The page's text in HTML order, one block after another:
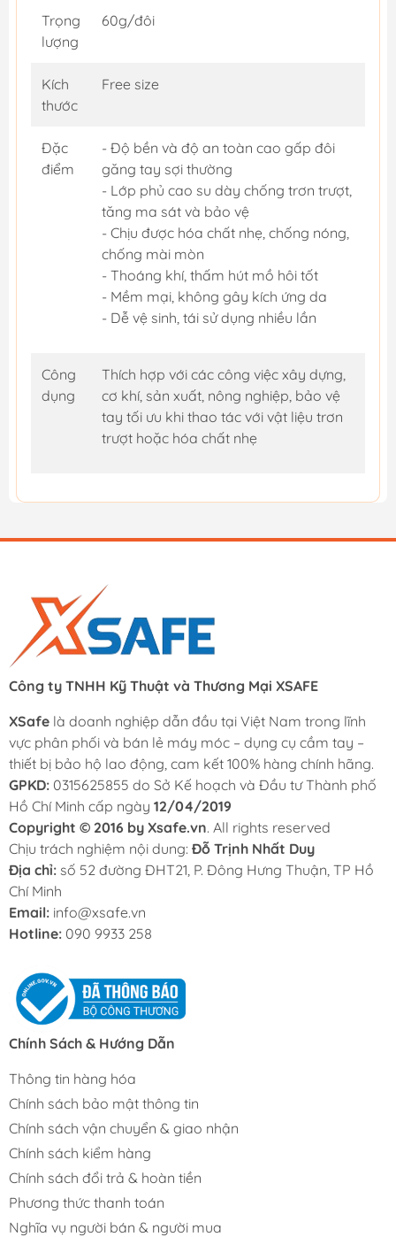
Trọng
lượng
60g/đôi
Kích
thước
Free size
Đặc
điểm
- Độ bền và độ an toàn cao gấp đôi
găng tay sợi thường
- Lớp phủ cao su dày chống trơn trượt,
tăng ma sát và bảo vệ
- Chịu được hóa chất nhẹ, chống nóng,
chống mài mòn
- Thoáng khí, thấm hút mồ hôi tốt
- Mềm mại, không gây kích ứng da
- Dễ vệ sinh, tái sử dụng nhiều lần
Công
dụng
Thích hợp với các công việc xây dựng,
cơ khí, sản xuất, nông nghiệp, bảo vệ
tay tối ưu khi thao tác với vật liệu trơn
trượt hoặc hóa chất nhẹ
Công ty TNHH Kỹ Thuật và Thương Mại XSAFE
XSafe là doanh nghiệp dẫn đầu tại Việt Nam trong lĩnh
vực phân phối và bán lẻ máy móc – dụng cụ cầm tay –
thiết bị bảo hộ lao động, cam kết 100% hàng chính hãng.
GPKD: 0315625855 do Sở Kế hoạch và Đầu tư Thành phố
Hồ Chí Minh cấp ngày 12/04/2019
Copyright © 2016 by Xsafe.vn. All rights reserved
Chịu trách nghiệm nội dung: Đỗ Trịnh Nhất Duy
Địa chỉ: số 52 đường ĐHT21, P. Đông Hưng Thuận, TP Hồ
Chí Minh
Email: info@xsafe.vn
Hotline: 090 9933 258
Chính Sách & Hướng Dẫn
Thông tin hàng hóa
Chính sách bảo mật thông tin
Chính sách vận chuyển & giao nhận
Chính sách kiểm hàng
Chính sách đổi trả & hoàn tiền
Phương thức thanh toán
Nghĩa vụ người bán & người mua